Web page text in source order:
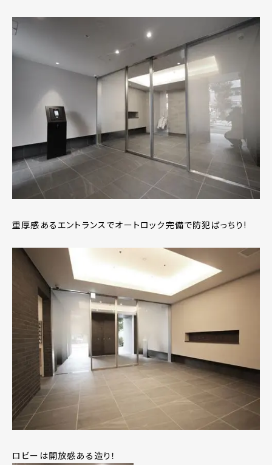
重厚感あるエントランスでオートロック完備で防犯ばっちり!
ロビーは開放感ある造り！